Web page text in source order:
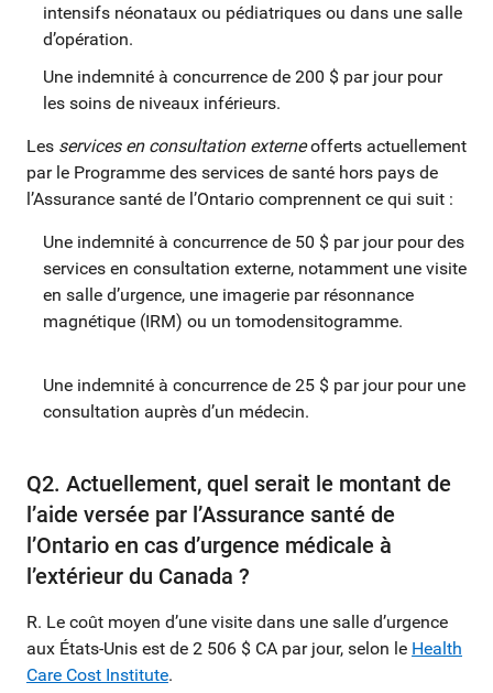
intensifs néonataux ou pédiatriques ou dans une salle
d’opération.
Une indemnité à concurrence de 200 $ par jour pour
les soins de niveaux inférieurs.
Les services en consultation externeofferts actuellement
par le Programme des services de santé hors pays de
l’Assurance santé de l’Ontario comprennent ce qui suit :
Une indemnité à concurrence de 50 $ par jour pour des
services en consultation externe, notamment une visite
en salle d’urgence, une imagerie par résonnance
magnétique (IRM) ou un tomodensitogramme.
Une indemnité à concurrence de 25 $ par jour pour une
consultation auprès d’un médecin.
Q2. Actuellement, quel serait le montant de
l’aide versée par l’Assurance santé de
l’Ontario en cas d’urgence médicale à
l’extérieur du Canada ?
R. Le coût moyen d’une visite dans une salle d’urgence
aux États-Unis est de 2 506 $ CA par jour, selon le Health
Care Cost Institute.